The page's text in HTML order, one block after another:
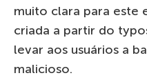
muito clara para este
criada a partir do
levar aos usuários a
malicioso.